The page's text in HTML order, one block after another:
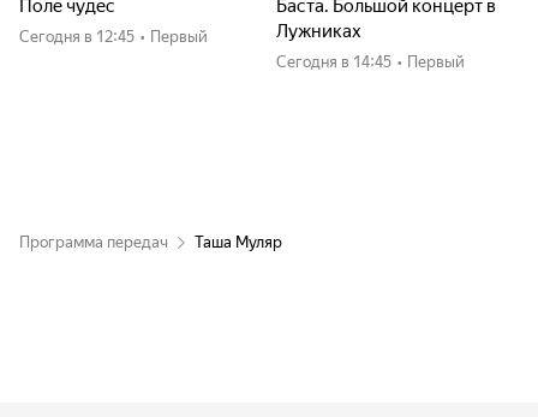
Поле чудес
Сегодня в 12:45 • Первый
Баста. Большой концерт в
Лужниках
Сегодня в 14:45 • Первый
Программа передач Таша Муляр